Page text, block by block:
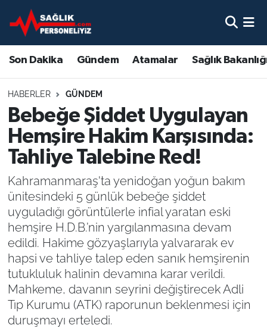
Son Dakika Gündem Atamalar Sağlık
HABERLER GÜNDEM
Bebeğe Şiddet Uygulayan
Hemşire Hakim Karşısında:
Tahliye Talebine Red!
Kahramanmaraş'ta yenidoğan yoğun bakım
ünitesindeki 5 günlük bebeğe şiddet
uyguladığı görüntülerle infial yaratan eski
hemşire H.D.B.’nin yargılanmasına devam
edildi. Hakime gözyaşlarıyla yalvararak ev
hapsi ve tahliye talep eden sanık hemşirenin
tutukluluk halinin devamına karar verildi.
Mahkeme, davanın seyrini değiştirecek Adli
Tıp Kurumu (ATK) raporunun beklenmesi için
duruşmayı erteledi.
Son Dakika
Gündem
Atamalar
Sağlık Bakanlığı
Mevzuat
Sendika
Sağlık Personeli Alımı
Eğitim
Sağlık
Güncel
Nöbetçi Eczaneler
Hava Durumu
Namaz Vakitleri
Trafik Durumu
Süper Lig Puan Durumu ve Fikstür
Tüm Manşetler
Son Dakika Haberleri
Haber Arşivi